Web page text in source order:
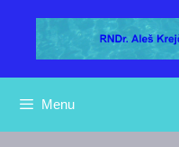
Menu